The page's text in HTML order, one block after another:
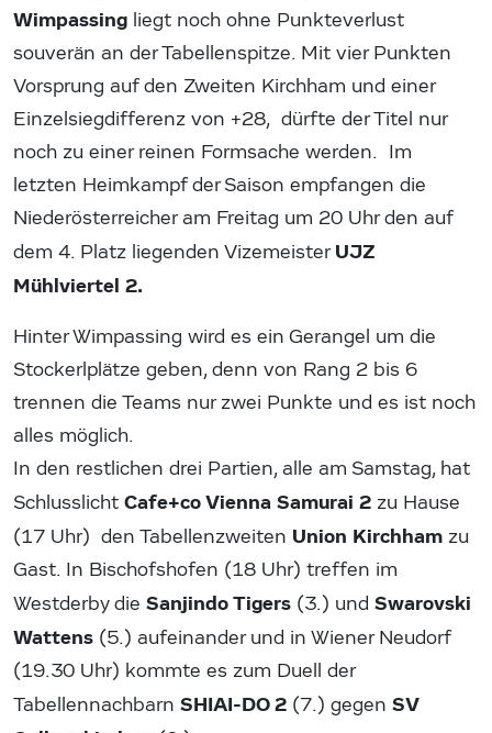
Wimpassing liegt noch ohne Punkteverlust
souverän an der Tabellenspitze. Mit vier Punkten
Vorsprung auf den Zweiten Kirchham und einer
Einzelsiegdifferenz von +28, dürfte der Titel nur
noch zu einer reinen Formsache werden. Im
letzten Heimkampf der Saison empfangen die
Niederösterreicher am Freitag um 20 Uhr den auf
dem 4. Platz liegenden VizemeisterUJZ
Mühlviertel 2.
Hinter Wimpassing wird es ein Gerangel um die
Stockerlplätze geben, denn von Rang 2 bis 6
trennen die Teams nur zwei Punkte und es ist noch
alles möglich.
In den restlichen drei Partien, alle am Samstag, hat
Schlusslicht Cafe+co Vienna Samurai 2 zu Hause
(17 Uhr) den Tabellenzweiten Union Kirchham zu
Gast. In Bischofshofen (18 Uhr) treffen im
Westderby die Sanjindo Tigers (3.) und Swarovski
Wattens (5.) aufeinander und in Wiener Neudorf
(19.30 Uhr) kommte es zum Duell der
Tabellennachbarn SHIAI-DO 2 (7.) gegen SV